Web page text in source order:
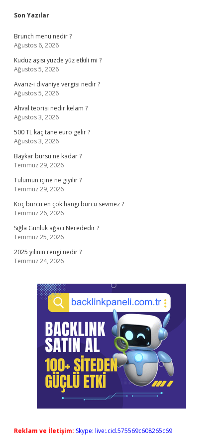
Sidebar
Son Yazılar
Brunch menü nedir ?
Ağustos 6, 2026
Kuduz aşısı yüzde yüz etkili mi ?
Ağustos 5, 2026
Avarız-i divaniye vergisi nedir ?
Ağustos 5, 2026
Ahval teorisi nedir kelam ?
Ağustos 3, 2026
500 TL kaç tane euro gelir ?
Ağustos 3, 2026
Baykar bursu ne kadar ?
Temmuz 29, 2026
Tulumun içine ne giyilir ?
Temmuz 29, 2026
Koç burcu en çok hangi burcu sevmez ?
Temmuz 26, 2026
Sığla Günlük ağacı Nerededir ?
Temmuz 25, 2026
2025 yılının rengi nedir ?
Temmuz 24, 2026
Reklam ve İletişim: Skype: live:.cid.575569c608265c69